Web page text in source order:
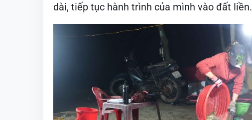
dài, tiếp tục hành trình của mình vào đất liền.